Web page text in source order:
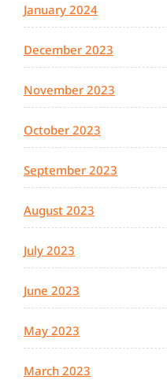
January 2024
December 2023
November 2023
October 2023
September 2023
August 2023
July 2023
June 2023
May 2023
March 2023